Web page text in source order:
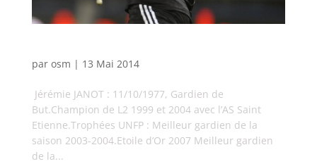
par osm | 13 Mai 2014
Jérémie JANOT : 11/10/1977, Gardien de
But.Champion de L2 1999 et 2004 avec l’AS Saint
Etienne.Trophées UNFP : Meilleur gardien de la
saison 2003-2004.Etoile d’Or 2007 Meilleur gardien
de la...